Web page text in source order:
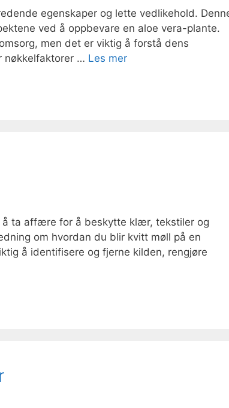
egenskaper og lette vedlikehold.
ved å oppbevare en aloe vera-plante.
men det er viktig å forstå dens
nøkkelfaktorer … Les mer
ta affære for å beskytte klær, tekstiler og
om hvordan du blir kvitt møll på en
å identifisere og fjerne kilden, rengjøre